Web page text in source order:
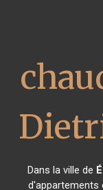
Dans la ville de
d'appartements